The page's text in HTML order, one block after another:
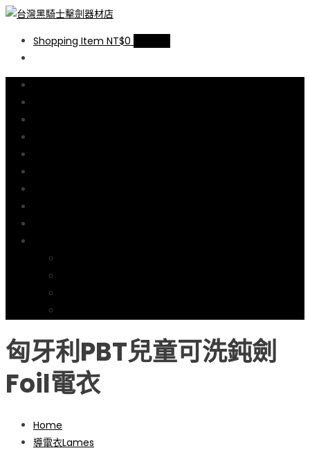
台灣黑騎士擊劍器材店
提供專業FENCING擊劍器材,擊劍器材報價,西洋劍設備,軍刀,鈍劍,銳劍,花
劍,佩劍,重劍,佩件,面罩,劍擊袋,劍擊車,周邊商品販售和售後服務.
Shopping Item NT$0
匈牙利PBT兒童可洗鈍劍
Foil電衣
Home
導電衣Lames